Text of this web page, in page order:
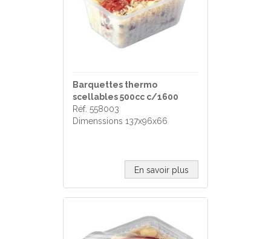
Barquettes thermo
scellables 500cc c/1600
Réf. 558003
Dimenssions 137x96x66
En savoir plus